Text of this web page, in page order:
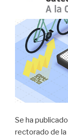
Se ha
rectorado de la